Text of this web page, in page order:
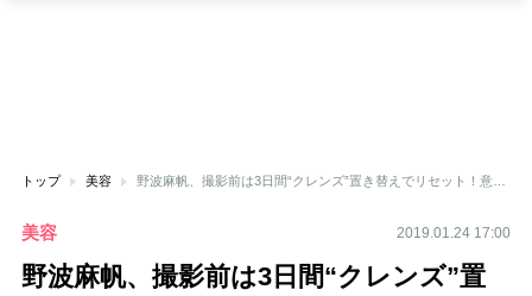
トップ 美容 野波麻帆、撮影前は3日間“クレンズ”置き替えでリセット！意外な美肌術も告白【美痩せインタビュー】
美容 2019.01.24 17:00
野波麻帆、撮影前は3日間“クレンズ”置